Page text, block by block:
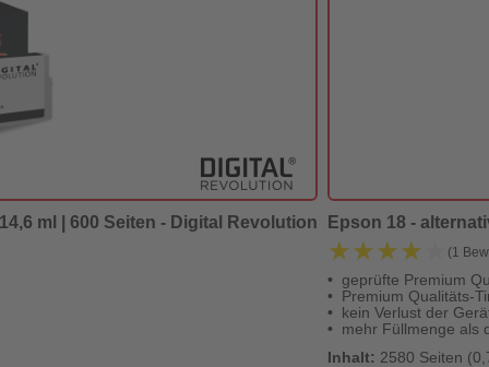
ml | 600 Seiten - Digital Revolution Epson 18 -
★★★★★
★★★★★ (1
geprüfte Premium
Premium Qualitäts-
kein Verlust der
mehr Füllmenge als
Inhalt: 2580 Seiten